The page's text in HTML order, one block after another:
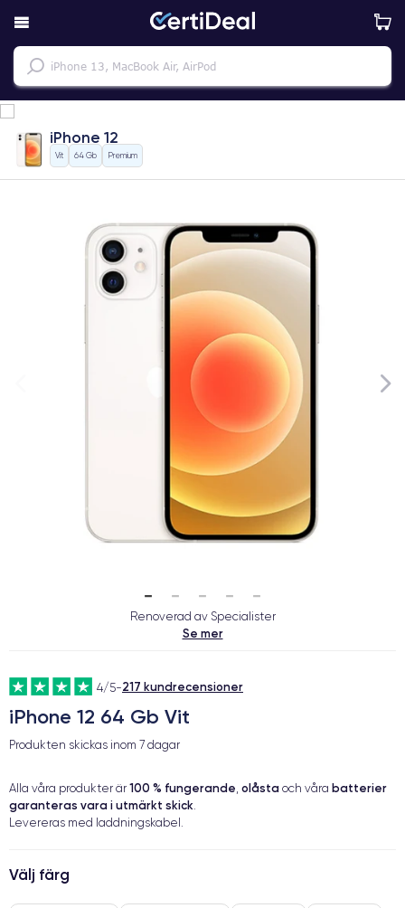
iPhone 12
Vit 64 Gb Premium
Renoverad av Specialister
Se mer
4/5-217 kundrecensioner
iPhone 12 64 Gb Vit
Produkten skickas inom 7 dagar
Alla våra produkter är 100 % fungerande, olåsta och våra batterier
garanteras vara i utmärkt skick.
Levereras med laddningskabel.
Välj färg